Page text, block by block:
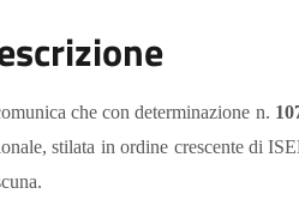
che con determinazione n.
stilata in ordine crescente di